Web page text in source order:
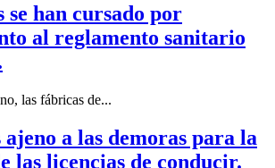
se han cursado por
al reglamento sanitario
las fábricas de...
ajeno a las demoras para la
las licencias de conducir.